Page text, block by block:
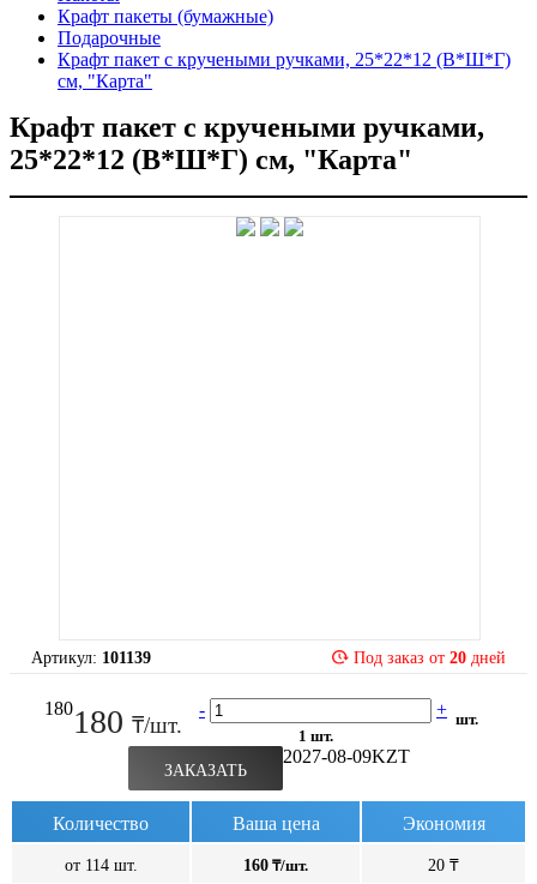
Крафт пакеты (бумажные)
Подарочные
Крафт пакет с кручеными ручками, 25*22*12 (В*Ш*Г)
см, "Карта"
Крафт пакет с кручеными ручками,
25*22*12 (В*Ш*Г) см, "Карта"
Артикул: 101139 Под заказ от 20 дней
180180 ₸/шт.
- +
1 шт.
шт.
ЗАКАЗАТЬ
2027-08-09KZT
Количество Ваша цена Экономия
от 114 шт. 160 ₸/шт. 20 ₸